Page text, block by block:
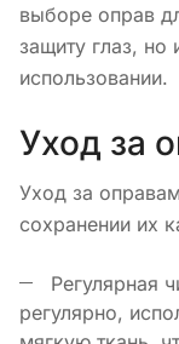
выборе оправ
защиту глаз,
использовании.
Уход за
Уход за
сохранении их
Регулярная
регулярно,